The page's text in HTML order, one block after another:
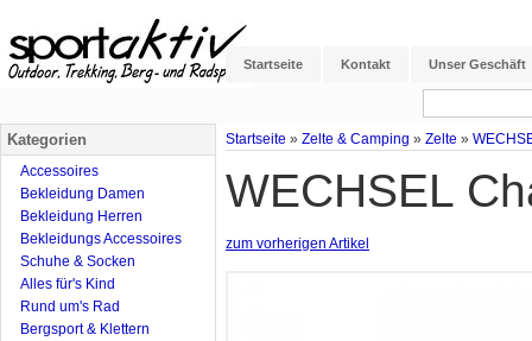
Startseite Kontakt Unser Geschäft
Startseite » Zelte & Camping » Zelte »
WECHSEL
zum vorherigen Artikel
Kategorien
Accessoires
Bekleidung Damen
Bekleidung Herren
Bekleidungs Accessoires
Schuhe & Socken
Alles für's Kind
Rund um's Rad
Bergsport & Klettern